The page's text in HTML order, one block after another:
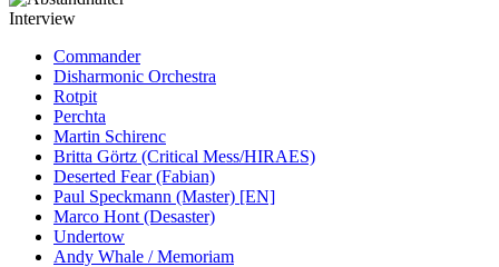
Interview
Commander
Disharmonic Orchestra
Rotpit
Perchta
Martin Schirenc
Britta Görtz (Critical Mess/HIRAES)
Deserted Fear (Fabian)
Paul Speckmann (Master) [EN]
Marco Hont (Desaster)
Undertow
Andy Whale / Memoriam